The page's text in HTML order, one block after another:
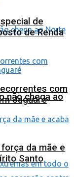
não chega ao
de
de Renda
com
Jaguaré
da mãe e
Santo